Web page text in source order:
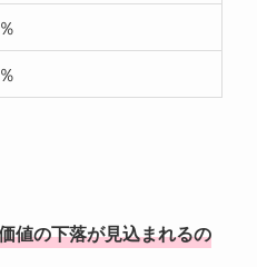
値の下落が見込まれるの